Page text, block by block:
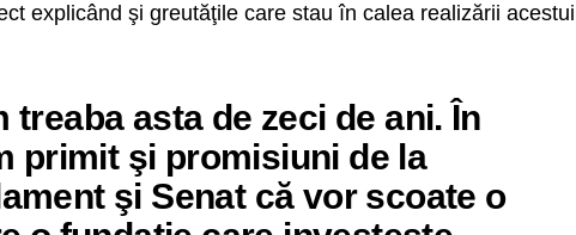
explicând şi greutăţile care stau în calea realizării acestui
treaba asta de zeci de ani. În
primit şi promisiuni de la
şi Senat că vor scoate o